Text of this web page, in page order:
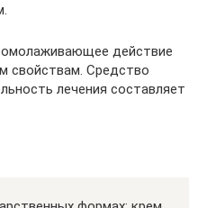
действие
свойствам. Средство
лечения составляет